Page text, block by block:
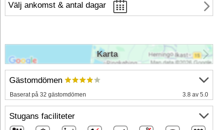
Välj ankomst & antal dagar
Gästomdömen
Baserat på 32 gästomdömen 3.8 av 5.0
Stugans faciliteter
Karta